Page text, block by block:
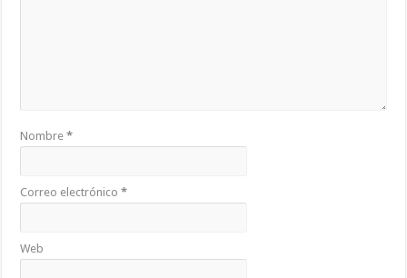
Nombre*
Correo electrónico*
Web